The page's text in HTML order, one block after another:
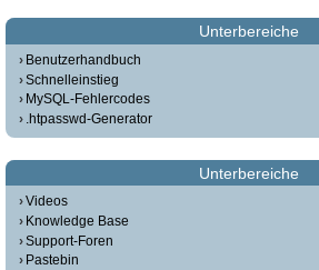
Unterbereiche
Benutzerhandbuch
Schnelleinstieg
MySQL-Fehlercodes
.htpasswd-Generator
Unterbereiche
Videos
Knowledge Base
Support-Foren
Pastebin